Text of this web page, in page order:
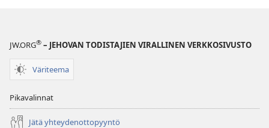
JW.ORG® – JEHOVAN TODISTAJIEN VIRALLINEN VERKKOSIVUSTO
Väriteema
Pikavalinnat
Jätä yhteydenottopyyntö